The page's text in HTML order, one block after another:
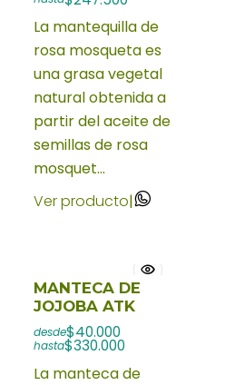
La mantequilla de
rosa mosqueta es
una grasa vegetal
natural obtenida a
partir del aceite de
semillas de rosa
mosquet...
Ver producto|
MANTECA DE
JOJOBA ATK
desde$40.000
hasta$330.000
La manteca de